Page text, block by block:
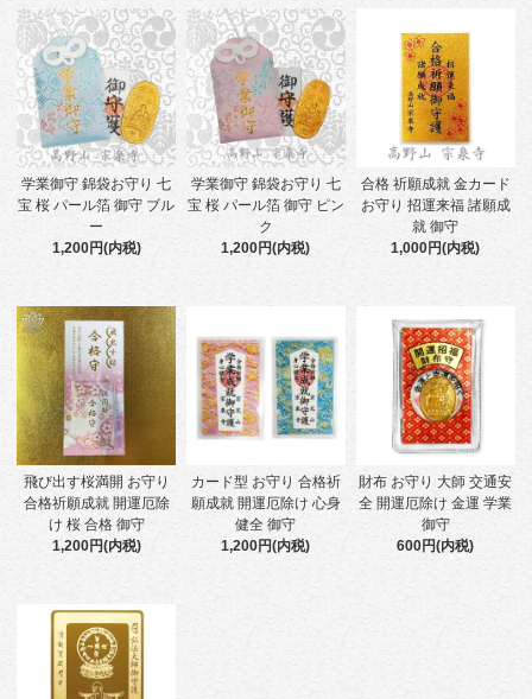
学業御守 錦袋お守り 七
宝 桜 パール箔 御守 ブル
ー
1,200円(内税)
学業御守 錦袋お守り 七
宝 桜 パール箔 御守 ピン
ク
1,200円(内税)
合格 祈願成就 金カード
お守り 招運来福 諸願成
就 御守
1,000円(内税)
飛び出す桜満開 お守り
合格祈願成就 開運厄除
け 桜 合格 御守
1,200円(内税)
カード型 お守り 合格祈
願成就 開運厄除け 心身
健全 御守
1,200円(内税)
財布 お守り 大師 交通安
全 開運厄除け 金運 学業
御守
600円(内税)